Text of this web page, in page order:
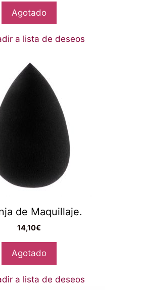
Agotado
a lista de deseos
de Maquillaje.
14,10€
Agotado
a lista de deseos